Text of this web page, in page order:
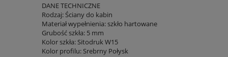
DANE TECHNICZNE
Rodzaj: Ściany do kabin
Materiał wypełnienia: szkło hartowane
Grubość szkła: 5 mm
Kolor szkła: Sitodruk W15
Kolor profilu: Srebrny Połysk